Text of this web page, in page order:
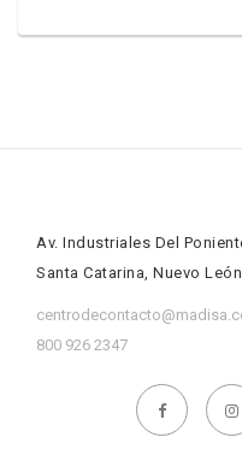
Av. Industriales Del
Santa Catarina, Nuevo
800 926 2347